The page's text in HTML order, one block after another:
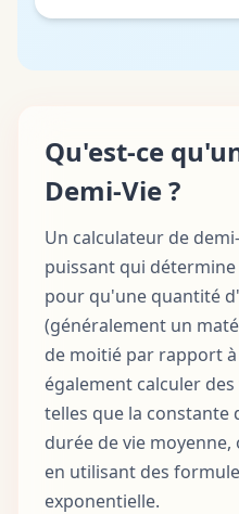
Qu'est-ce
Demi-Vie ?
Un calculateur de
puissant qui
pour qu'une quantité
(généralement un
de moitié par rapport
également calculer
telles que la constante
durée de vie
en utilisant des
exponentielle.